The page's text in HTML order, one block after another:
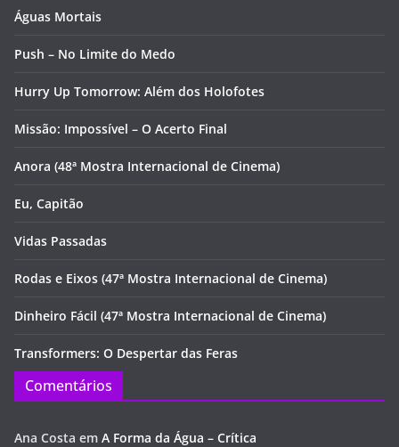
Águas Mortais
Push – No Limite do Medo
Hurry Up Tomorrow: Além dos Holofotes
Missão: Impossível – O Acerto Final
Anora (48ª Mostra Internacional de Cinema)
Eu, Capitão
Vidas Passadas
Rodas e Eixos (47ª Mostra Internacional de Cinema)
Dinheiro Fácil (47ª Mostra Internacional de Cinema)
Transformers: O Despertar das Feras
Comentários
Ana Costa em A Forma da Água – Crítica